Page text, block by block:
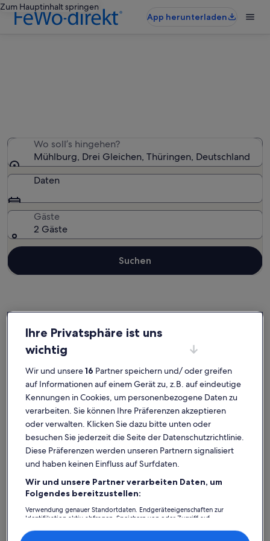
Zum Hauptinhalt springen
App herunterladen
Wo soll’s hingehen?
Mühlburg, Drei Gleichen, Thüringen, Deutschland
Daten
Gäste
2 Gäste
Suchen
Mühlberg Ferienunterkünfte nahe Mühlburg
wirf einen Blick auf unsere Ferienunterkünfte und wähle dein
Zuhause in der Ferne. Egal, mit wem du deinen Urlaub in einer
Ferienunterkunft verbringst, ob mit Familie oder Freunden, du wirst
die Ausstattung finden, die du suchst, und sogar mehr. Dazu
gehören möglicherweise ein Parkplatz sowie eine Waschmaschine
und ein Trockner. Was auch immer du dir vorstellst, du findest
bestimmt die Unterkunft, die allen gefällt und allen Bedürfnissen
gerecht wird – dir steht ein vielfältiges Angebot mit allerlei
Optionen zur Verfügung, einschließlich barrierearmer oder
Nichtraucheroptionen.
Finde Unterkünfte ganz nach deinem
Geschmack
Ihre Privatsphäre ist uns
wichtig
Wir und unsere16 Partner speichern und/ oder greifen
auf Informationen auf einem Gerät zu, z.B. auf eindeutige
Kennungen in Cookies, um personenbezogene Daten zu
verarbeiten. Sie können Ihre Präferenzen akzeptieren
oder verwalten. Klicken Sie dazu bitte unten oder
besuchen Sie jederzeit die Seite der Datenschutzrichtlinie.
Diese Präferenzen werden unseren Partnern signalisiert
und haben keinen Einfluss auf Surfdaten.
Wir und unsere Partner verarbeiten Daten, um
Folgendes bereitzustellen:
Verwendung genauer Standortdaten. Endgeräteeigenschaften zur
Identifikation aktiv abfragen. Speichern von oder Zugriff auf
Inhalte, Messung von Werbeleistung und der Performance von Inhalten,